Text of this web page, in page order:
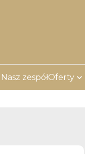
Nasz zespółOferty